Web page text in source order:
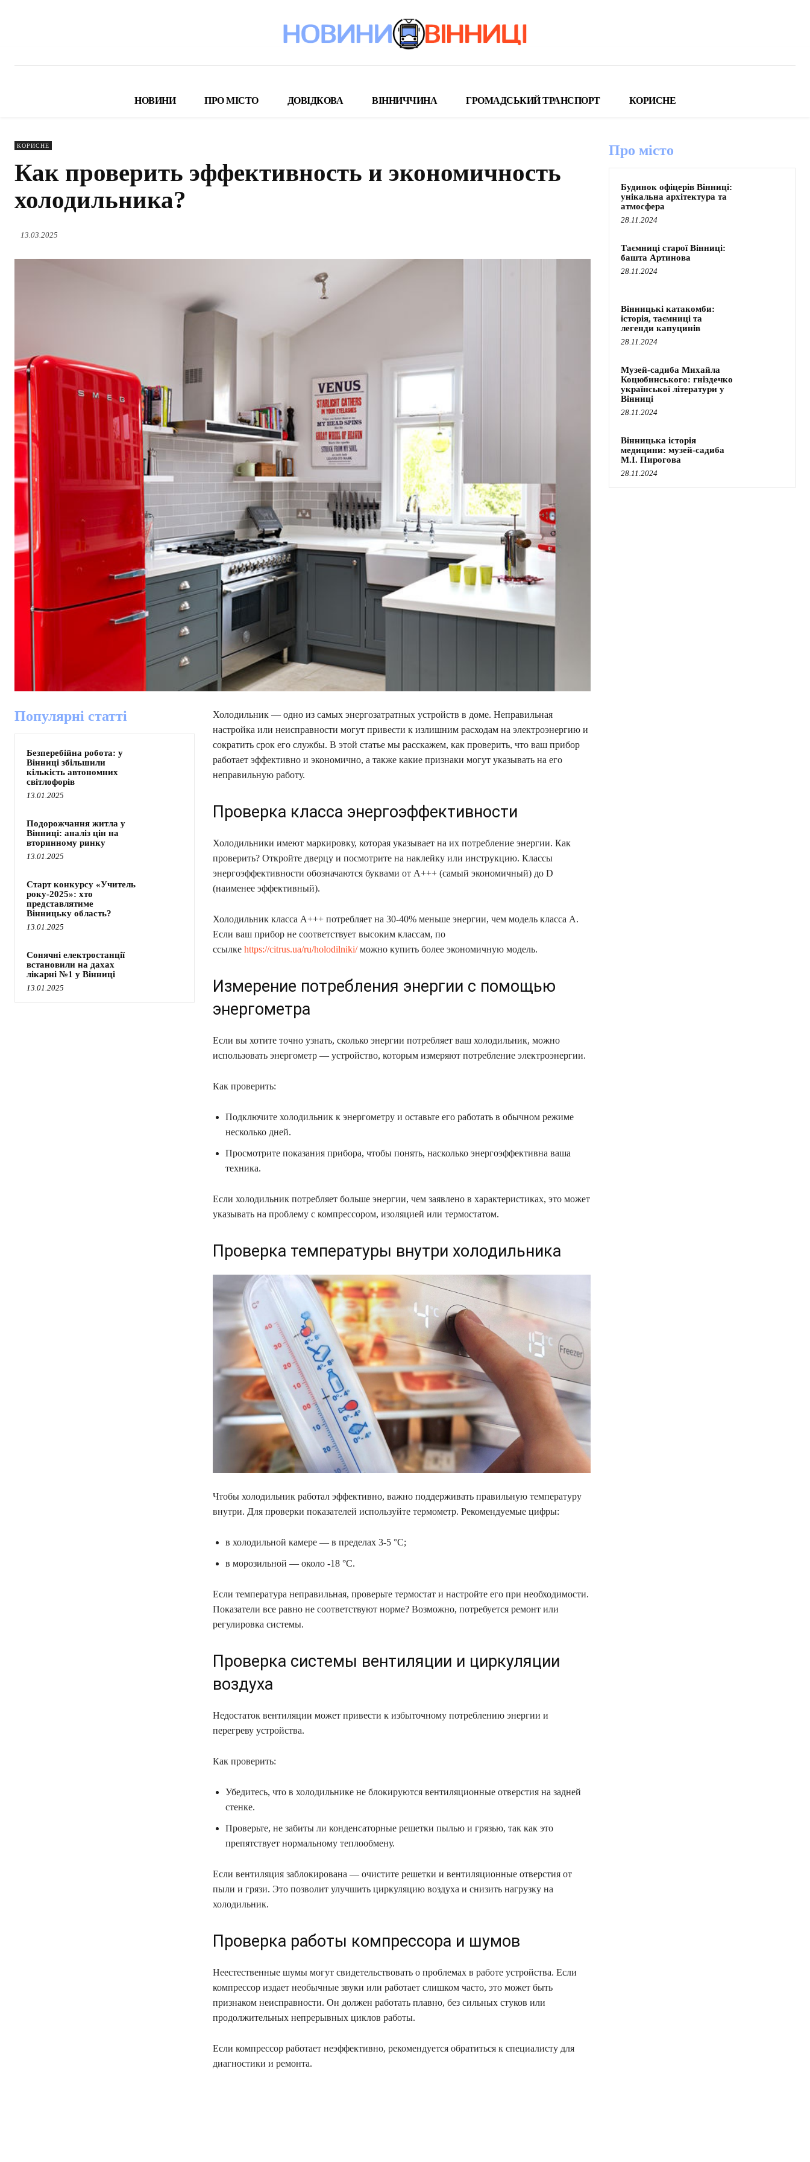
НОВИНИ ПРО МІСТО ДОВІДКОВА ВІННИЧЧИНА ГРОМАДСЬКИЙ ТРАНСПОРТ КОРИСНЕ
КОРИСНЕ
Как проверить эффективность и экономичность
холодильника?
13.03.2025
Популярні статті
Безперебійна робота: у
Вінниці збільшили
кількість автономних
світлофорів
13.01.2025
Подорожчання житла у
Вінниці: аналіз цін на
вторинному ринку
13.01.2025
Старт конкурсу «Учитель
року-2025»: хто
представлятиме
Вінницьку область?
13.01.2025
Сонячні електростанції
встановили на дахах
лікарні №1 у Вінниці
13.01.2025
Холодильник — одно из самых энергозатратных устройств в доме. Неправильная
настройка или неисправности могут привести к излишним расходам на электроэнергию и
сократить срок его службы. В этой статье мы расскажем, как проверить, что ваш прибор
работает эффективно и экономично, а также какие признаки могут указывать на его
неправильную работу.
Проверка класса энергоэффективности
Холодильники имеют маркировку, которая указывает на их потребление энергии. Как
проверить? Откройте дверцу и посмотрите на наклейку или инструкцию. Классы
энергоэффективности обозначаются буквами от A+++ (самый экономичный) до D
(наименее эффективный).
Холодильник класса A+++ потребляет на 30-40% меньше энергии, чем модель класса A.
Если ваш прибор не соответствует высоким классам, по
ссылке https://citrus.ua/ru/holodilniki/можно купить более экономичную модель.
Измерение потребления энергии с помощью
энергометра
Если вы хотите точно узнать, сколько энергии потребляет ваш холодильник, можно
использовать энергометр — устройство, которым измеряют потребление электроэнергии.
Как проверить:
Подключите холодильник к энергометру и оставьте его работать в обычном режиме
несколько дней.
Просмотрите показания прибора, чтобы понять, насколько энергоэффективна ваша
техника.
Если холодильник потребляет больше энергии, чем заявлено в характеристиках, это может
указывать на проблему с компрессором, изоляцией или термостатом.
Проверка температуры внутри холодильника
Чтобы холодильник работал эффективно, важно поддерживать правильную температуру
внутри. Для проверки показателей используйте термометр. Рекомендуемые цифры:
в холодильной камере — в пределах 3-5 °C;
в морозильной — около -18 °C.
Если температура неправильная, проверьте термостат и настройте его при необходимости.
Показатели все равно не соответствуют норме? Возможно, потребуется ремонт или
регулировка системы.
Проверка системы вентиляции и циркуляции
воздуха
Недостаток вентиляции может привести к избыточному потреблению энергии и
перегреву устройства.
Как проверить:
Убедитесь, что в холодильнике не блокируются вентиляционные отверстия на задней
стенке.
Проверьте, не забиты ли конденсаторные решетки пылью и грязью, так как это
препятствует нормальному теплообмену.
Если вентиляция заблокирована — очистите решетки и вентиляционные отверстия от
пыли и грязи. Это позволит улучшить циркуляцию воздуха и снизить нагрузку на
холодильник.
Проверка работы компрессора и шумов
Неестественные шумы могут свидетельствовать о проблемах в работе устройства. Если
компрессор издает необычные звуки или работает слишком часто, это может быть
признаком неисправности. Он должен работать плавно, без сильных стуков или
продолжительных непрерывных циклов работы.
Если компрессор работает неэффективно, рекомендуется обратиться к специалисту для
диагностики и ремонта.
Про місто
Будинок офіцерів Вінниці:
унікальна архітектура та
атмосфера
28.11.2024
Таємниці старої Вінниці:
башта Артинова
28.11.2024
Вінницькі катакомби:
історія, таємниці та
легенди капуцинів
28.11.2024
Музей-садиба Михайла
Коцюбинського: гніздечко
української літератури у
Вінниці
28.11.2024
Вінницька історія
медицини: музей-садиба
М.І. Пирогова
28.11.2024